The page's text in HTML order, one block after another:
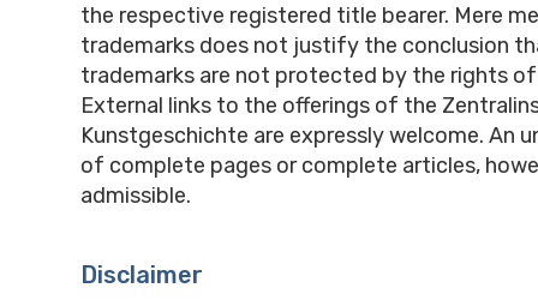
the respective registered title bearer. Mere
trademarks does not justify the conclusion
trademarks are not protected by the rights
External links to the offerings of the
Kunstgeschichte are expressly welcome. An
of complete pages or complete articles,
admissible.
Disclaimer